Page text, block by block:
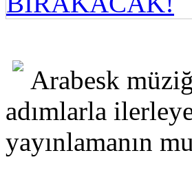
Arabesk
adımlarla
yayınlamanın